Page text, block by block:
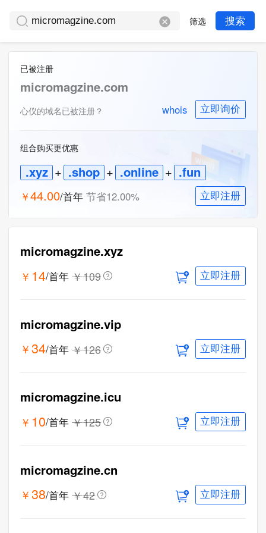
筛选 搜索
已被注册
micromagzine.com
心仪的域名已被注册？ whois 立即询价
组合购买更优惠
.xyz + .shop + .online + .fun
￥44.00/首年 节省12.00% 立即注册
micromagzine.xyz
￥ 14/首年 ￥109 立即注册
micromagzine.vip
￥ 34/首年 ￥126 立即注册
micromagzine.icu
￥ 10/首年 ￥125 立即注册
micromagzine.cn
￥ 38/首年 ￥42 立即注册